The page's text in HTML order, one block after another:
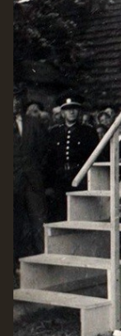
OSTATNÍ
ČERNÁ KNIHA
ZLOČINY
NÁVŠTĚVNÍ